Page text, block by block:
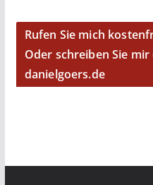
Rufen Sie mich
Oder schreiben Sie
danielgoers.de